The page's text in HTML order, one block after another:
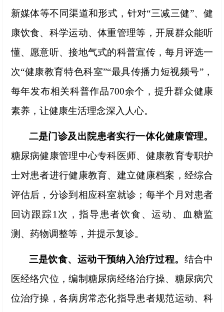
新媒体等不同渠道和形式，针对“三减三健”、健
康饮食、科学运动、体重管理等，开展群众能听
懂、愿意听、接地气式的科普宣传，每月评选一
次“健康教育特色科室”“最具传播力短视频号”，
每年发布相关科普作品700余个， 提升群众健康
素养，让健康生活理念深入人心。
二是门诊及出院患者实行一体化健康管理。
糖尿病健康管理中心专科医师、健康教育专职护
士对患者进行健康教育、建立健康档案，经综合
评估后，分诊到相应科室就诊；每半个月对患者
回访跟踪1次，指导患者饮食、运动、血糖监
测、药物调整等，并提示复诊。
三是饮食、运动干预纳入治疗过程。 结合中
医经络穴位，编制糖尿病经络治疗操、糖尿病穴
位治疗操，各病房常态化指导患者规范运动、科